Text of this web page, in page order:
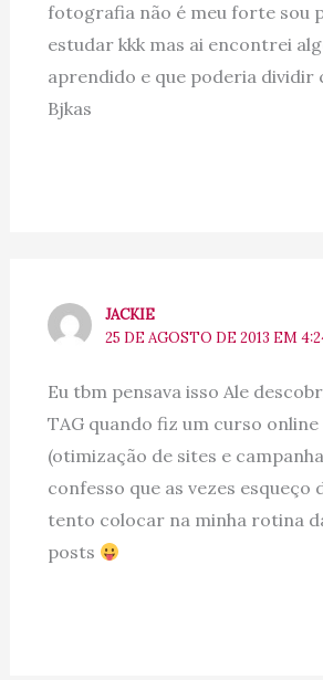
fotografia não é meu forte sou
estudar kkk mas ai encontrei
aprendido e que poderia dividir
Bjkas
JACKIE
25 DE AGOSTO DE 2013 EM
Eu tbm pensava isso Ale
TAG quando fiz um curso online
(otimização de sites e
confesso que as vezes esqueço
tento colocar na minha rotina
posts